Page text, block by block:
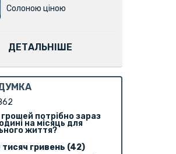
Солоною ціною
ДЕТАЛЬНІШЕ
грошей потрібно зараз
на місяць для
життя?
тисяч гривень (42)